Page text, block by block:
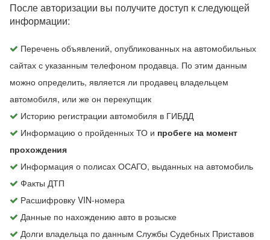
После авторизации вы получите доступ к следующей
информации:
Перечень объявлений, опубликованных на автомобильных
сайтах с указанным телефоном продавца. По этим данным
можно определить, является ли продавец владельцем
автомобиля, или же он перекупщик
Историю регистрации автомобиля в ГИБДД
Информацию о пройденных ТО и пробеге на момент
прохождения
Информация о полисах ОСАГО, выданных на автомобиль
Факты ДТП
Расшифровку VIN-номера
Данные по нахождению авто в розыске
Долги владельца по данным Службы Судебных Приставов